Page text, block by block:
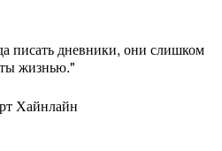
писать дневники, они слишком
жизнью."
Хайнлайн